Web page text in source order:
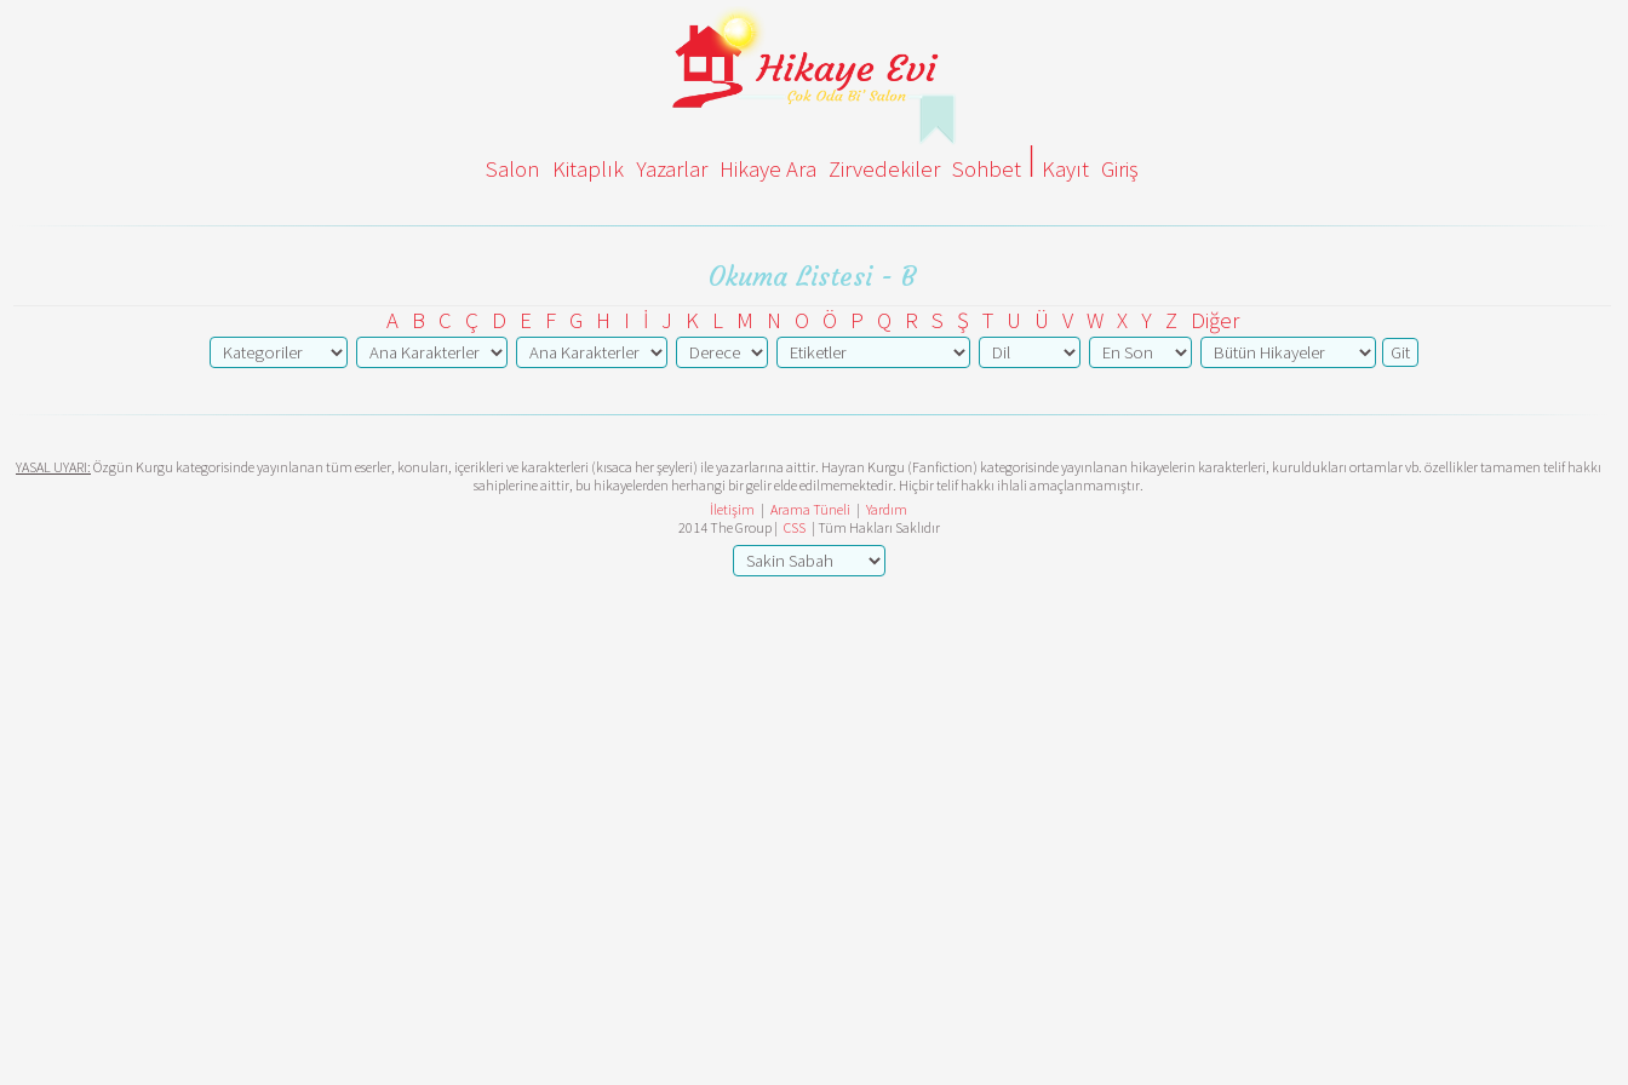
Salon Kitaplık Yazarlar Hikaye Ara Zirvedekiler Sohbet Kayıt Giriş
Okuma Listesi - B
A B C Ç D E F G H I İ J K L M N O Ö P Q R S Ş T U Ü V W X Y Z Diğer
YASAL UYARI: Özgün Kurgu kategorisinde yayınlanan tüm eserler, konuları, içerikleri ve karakterleri (kısaca her şeyleri) ile yazarlarına aittir. Hayran Kurgu (Fanfiction) kategorisinde yayınlanan hikayelerin karakterleri, kuruldukları ortamlar vb. özellikler tamamen telif hakkı
sahiplerine aittir, bu hikayelerden herhangi bir gelir elde edilmemektedir. Hiçbir telif hakkı ihlali amaçlanmamıştır.
İletişim | Arama Tüneli | Yardım
2014 The Group | CSS | Tüm Hakları Saklıdır